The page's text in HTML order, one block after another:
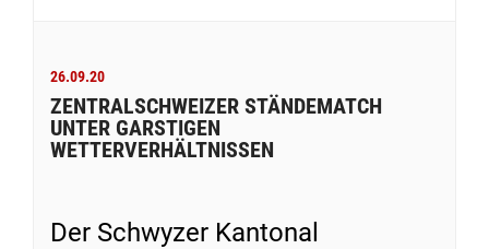
26.09.20
ZENTRALSCHWEIZER STÄNDEMATCH
UNTER GARSTIGEN
WETTERVERHÄLTNISSEN
Der Schwyzer Kantonal